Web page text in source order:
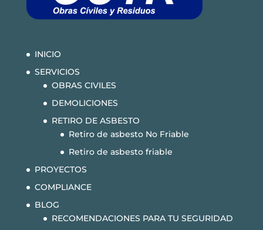
INICIO
SERVICIOS
OBRAS CIVILES
DEMOLICIONES
RETIRO DE ASBESTO
Retiro de asbesto No Friable
Retiro de asbesto friable
PROYECTOS
COMPLIANCE
BLOG
RECOMENDACIONES PARA TU SEGURIDAD